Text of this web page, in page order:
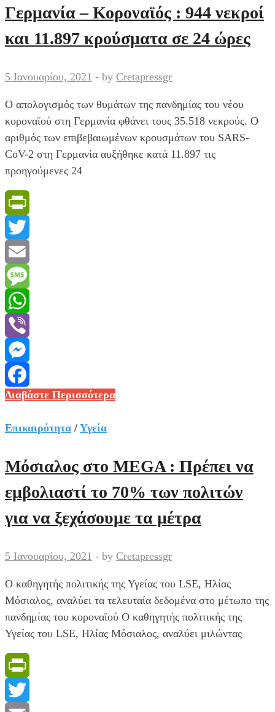
Επιτροπή
το
θέμα
Θεοφανείων
Γερμανία – Κοροναϊός : 944 νεκροί
και 11.897 κρούσματα σε 24 ώρες
5 Ιανουαρίου, 2021 - by Cretapressgr
Ο απολογισμός των θυμάτων της πανδημίας του νέου
κοροναϊού στη Γερμανία φθάνει τους 35.518 νεκρούς. Ο
αριθμός των επιβεβαιωμένων κρουσμάτων του SARS-
CoV-2 στη Γερμανία αυξήθηκε κατά 11.897 τις
προηγούμενες 24
PrintFriendly
Twitter
Email
Message
WhatsApp
Viber
Messenger
Facebook
Γερμανία
Κοροναϊός
944
νεκροί
και
κρούσματα
24
Διαβάστε Περισσότερα
Επικαιρότητα / Υγεία
Μόσιαλος στο MEGA : Πρέπει να
εμβολιαστί το 70% των πολιτών
για να ξεχάσουμε τα μέτρα
5 Ιανουαρίου, 2021 - by Cretapressgr
Ο καθηγητής πολιτικής της Υγείας του LSE, Ηλίας
Μόσιαλος, αναλύει τα τελευταία δεδομένα στο μέτωπο της
πανδημίας του κοροναϊού Ο καθηγητής πολιτικής της
Υγείας του LSE, Ηλίας Μόσιαλος, αναλύει μιλώντας
PrintFriendly